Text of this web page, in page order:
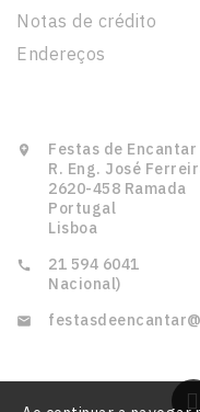
Notas de crédito
Endereços

Festas de Encantar
R. Eng. José
2620-458 Ramada
Portugal
Lisboa

21 594 6041‎
Nacional)
